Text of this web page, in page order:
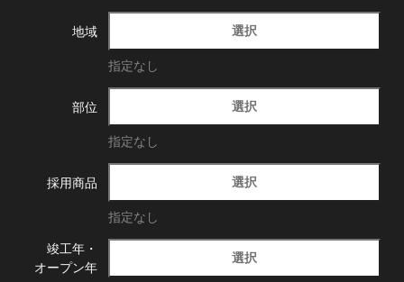
地域 選択
指定なし
部位 選択
指定なし
採用商品 選択
指定なし
竣工年・
オープン年
選択